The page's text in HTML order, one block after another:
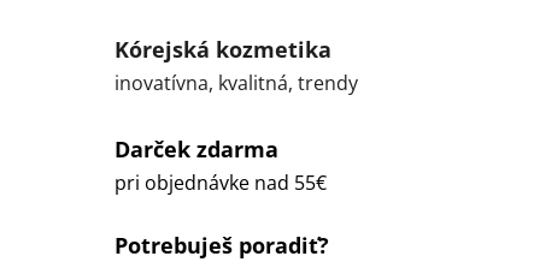
Kórejská kozmetika
inovatívna, kvalitná, trendy
Darček zdarma
pri objednávke nad 55€
Potrebuješ poradiť?